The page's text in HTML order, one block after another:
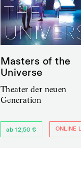
Masters of the
Universe
Theater der neuen
Generation
ab 12,50 € ONLINE